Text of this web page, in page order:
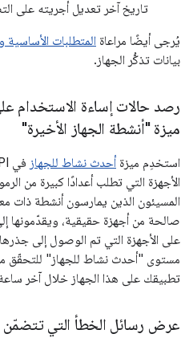
تاريخ آخر تعديل أجريته على
يُرجى أيضًا مراعاة المتطلبات الأساسية
بيانات تذكُّر الجهاز.
رصد حالات إساءة الاستخدام
ميزة "أنشطة الجهاز الأخيرة"
استخدِم ميزة أحدث نشاط للجهاز
الأجهزة التي تطلب أعدادًا كبيرة من
المسيئون الذين يمارسون أنشطة ذات
صالحة من أجهزة حقيقية، ويقدّمونها
على الأجهزة التي تم الوصول إلى
مستوى "أحدث نشاط للجهاز" للتحقّق من
تطبيقك على هذا الجهاز خلال آخر
عرض رسائل الخطأ التي تتضمّن